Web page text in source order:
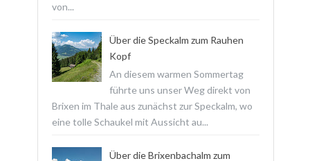
von...
Über die Speckalm zum Rauhen
Kopf
An diesem warmen Sommertag
führte uns unser Weg direkt von
Brixen im Thale aus zunächst zur Speckalm, wo
eine tolle Schaukel mit Aussicht au...
Über die Brixenbachalm zum